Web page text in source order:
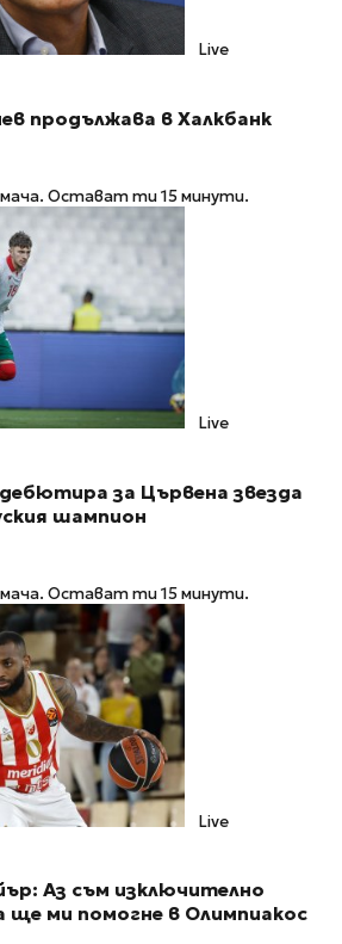
Live
продължава в Халкбанк
мача. Остават ти 15 минути.
Live
за Цървена звезда
шампион
мача. Остават ти 15 минути.
Live
Аз съм изключително
ще ми помогне в Олимпиакос